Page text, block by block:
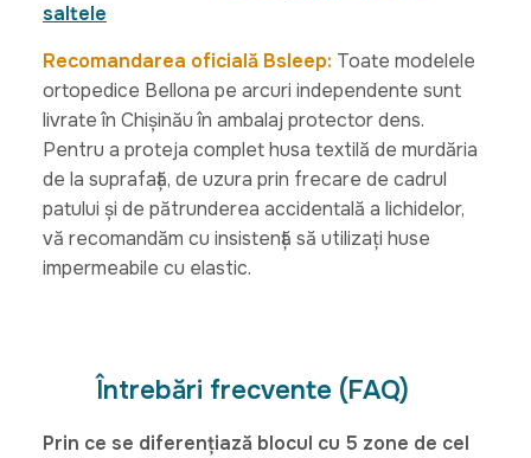
saltele
Recomandarea oficială Bsleep: Toate modelele
ortopedice Bellona pe arcuri independente sunt
livrate în Chișinău în ambalaj protector dens.
Pentru a proteja complet husa textilă de murdăria
de la suprafață, de uzura prin frecare de cadrul
patului și de pătrunderea accidentală a lichidelor,
vă recomandăm cu insistență să utilizați huse
impermeabile cu elastic.
Întrebări frecvente (FAQ)
Prin ce se diferențiază blocul cu 5 zone de cel